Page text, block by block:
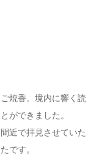
焼香。境内に響く読
ができました。
近で拝見させていた
です。